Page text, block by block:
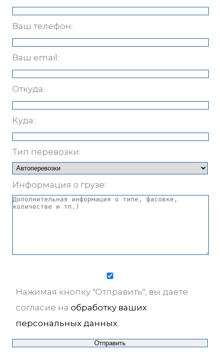
Ваш телефон:
Ваш email:
Откуда:
Куда:
Тип перевозки:
Информация о грузе:
Нажимая кнопку "Отправить", вы даете
согласие на обработку ваших
персональных данных.